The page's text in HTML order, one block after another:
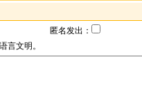
匿名发出：
言文明。